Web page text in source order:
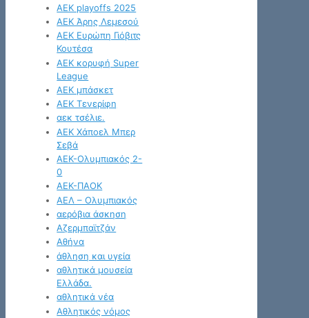
ΑΕΚ playoffs 2025
ΑΕΚ Άρης Λεμεσού
ΑΕΚ Ευρώπη Γιόβιτς
Κουτέσα
ΑΕΚ κορυφή Super
League
ΑΕΚ μπάσκετ
ΑΕΚ Τενερίφη
αεκ τσέλιε.
ΑΕΚ Χάποελ Μπερ
Σεβά
ΑΕΚ-Ολυμπιακός 2-
0
ΑΕΚ-ΠΑΟΚ
ΑΕΛ – Ολυμπιακός
αερόβια άσκηση
Αζερμπαϊτζάν
Αθήνα
άθληση και υγεία
αθλητικά μουσεία
Ελλάδα.
αθλητικά νέα
Αθλητικός νόμος